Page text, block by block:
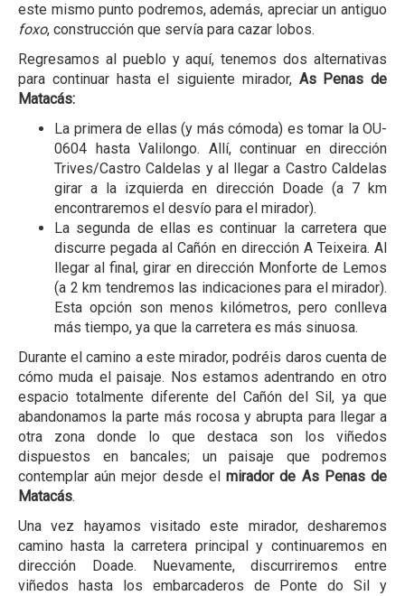
este mismo punto podremos, además, apreciar un antiguo
foxo, construcción que servía para cazar lobos.
Regresamos al pueblo y aquí, tenemos dos alternativas
para continuar hasta el siguiente mirador, As Penas de
Matacás:
La primera de ellas (y más cómoda) es tomar la OU-
0604 hasta Valilongo. Allí, continuar en dirección
Trives/Castro Caldelas y al llegar a Castro Caldelas
girar a la izquierda en dirección Doade (a 7 km
encontraremos el desvío para el mirador).
La segunda de ellas es continuar la carretera que
discurre pegada al Cañón en dirección A Teixeira. Al
llegar al final, girar en dirección Monforte de Lemos
(a 2 km tendremos las indicaciones para el mirador).
Esta opción son menos kilómetros, pero conlleva
más tiempo, ya que la carretera es más sinuosa.
Durante el camino a este mirador, podréis daros cuenta de
cómo muda el paisaje. Nos estamos adentrando en otro
espacio totalmente diferente del Cañón del Sil, ya que
abandonamos la parte más rocosa y abrupta para llegar a
otra zona donde lo que destaca son los viñedos
dispuestos en bancales; un paisaje que podremos
contemplar aún mejor desde elmirador de As Penas de
Matacás.
Una vez hayamos visitado este mirador, desharemos
camino hasta la carretera principal y continuaremos en
dirección Doade. Nuevamente, discurriremos entre
viñedos hasta los embarcaderos de Ponte do Sil y